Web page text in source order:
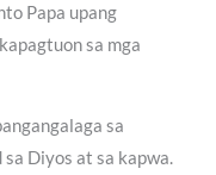
Papa upang
sa mga
sa
Diyos at sa kapwa.